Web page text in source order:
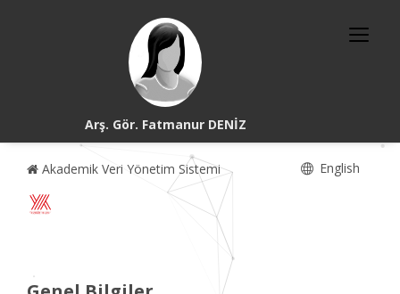
Arş. Gör. Fatmanur DENİZ
Akademik Veri Yönetim Sistemi English